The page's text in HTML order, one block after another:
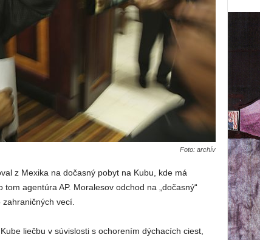
Foto: archív
z Mexika na dočasný pobyt na Kubu, kde má
agentúra AP. Moralesov odchod na „dočasný“
vecí.
liečbu v súvislosti s ochorením dýchacích ciest,